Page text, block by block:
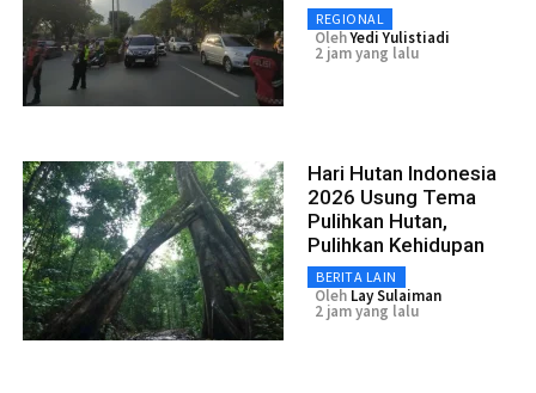
REGIONAL
OlehYedi Yulistiadi
2 jam yang lalu
Hari Hutan Indonesia
2026 Usung Tema
Pulihkan Hutan,
Pulihkan Kehidupan
BERITA LAIN
Oleh Lay Sulaiman
2 jam yang lalu